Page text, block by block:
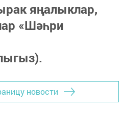
яңалыклар,
«Шәһри
новости